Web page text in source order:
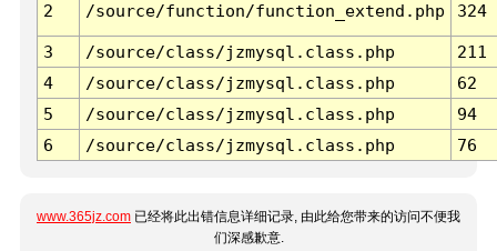
2 /source/function/function_extend.php 324
3 /source/class/jzmysql.class.php
211
4
/source/class/jzmysql.class.php
62
5
/source/class/jzmysql.class.php
94
6
/source/class/jzmysql.class.php 76
www.365jz.com 已经将此出错信息详细记录, 由此给您带来的访问不便我
们深感歉意.